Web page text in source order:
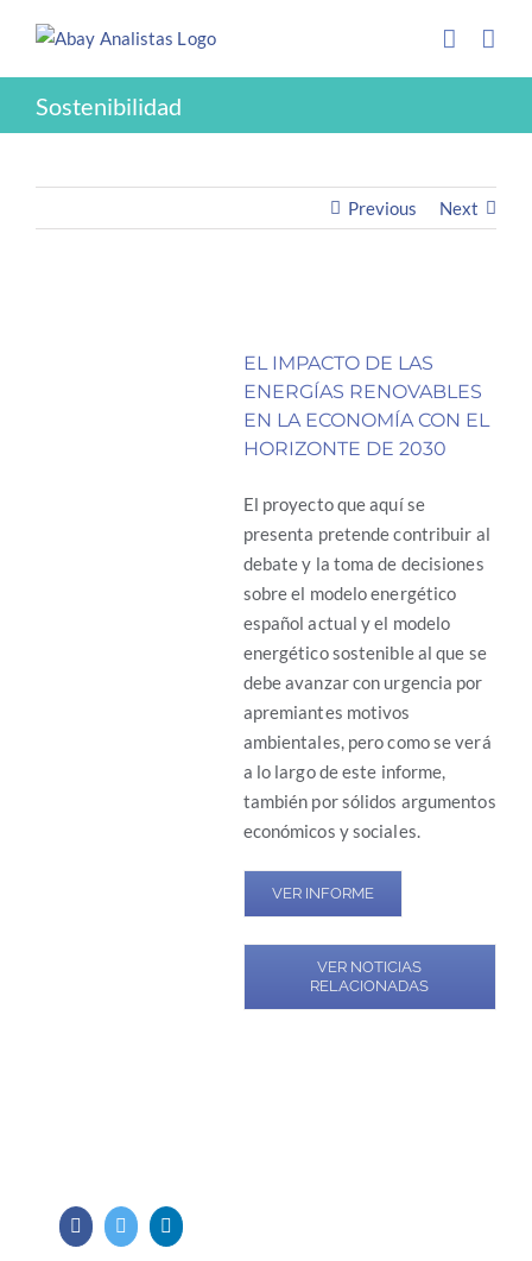
contenidoINFORMES
Sostenibilidad
Previous Next
EL IMPACTO DE LAS
ENERGÍAS RENOVABLES
EN LA ECONOMÍA CON EL
HORIZONTE DE 2030
El proyecto que aquí se
presenta pretende contribuir al
debate y la toma de decisiones
sobre el modelo energético
español actual y el modelo
energético sostenible al que se
debe avanzar con urgencia por
apremiantes motivos
ambientales, pero como se verá
a lo largo de este informe,
también por sólidos argumentos
económicos y sociales.
VER INFORME
VER NOTICIAS
RELACIONADAS
FacebookTwitter LinkedIn